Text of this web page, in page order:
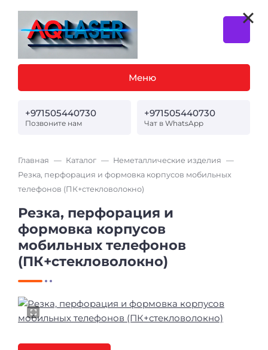
Меню
+971505440730
Позвоните нам
+971505440730
Чат в WhatsApp
Главная Каталог
Неметаллические изделия
Резка, перфорация и формовка корпусов мобильных
телефонов (ПК+стекловолокно)
Резка, перфорация и
формовка корпусов
мобильных телефонов
(ПК+стекловолокно)